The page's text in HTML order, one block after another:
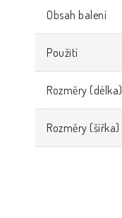
Obsah balení
Použití
Rozměry (délka)
Rozměry (šířka)